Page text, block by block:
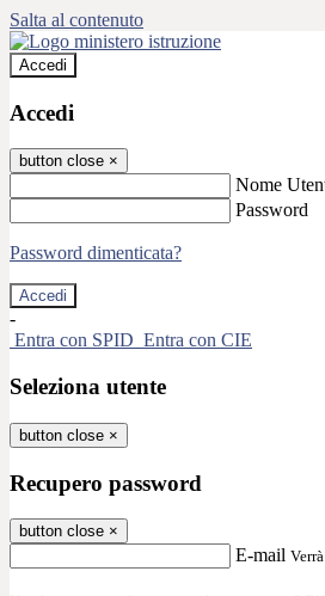
Salta al contenuto
Accedi
Accedi
button close ×
Nome
Password
Password dimenticata?
-
Entra con SPID Entra con CIE
Seleziona utente
button close ×
Recupero password
button close ×
E-mail